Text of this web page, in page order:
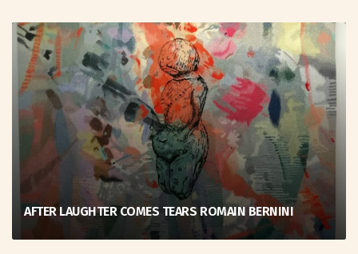
AFTER LAUGHTER COMES TEARS ROMAIN BERNINI